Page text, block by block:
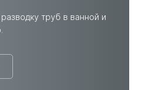
труб в ванной и